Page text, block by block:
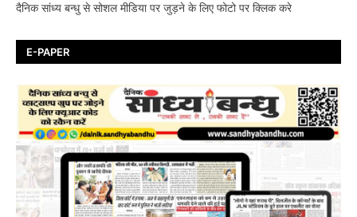
दैनिक सांध्य बन्धु से सोशल मीडिया पर जुड़ने के लिए फोटो पर क्लिक करे
E-PAPER